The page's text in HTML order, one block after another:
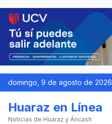
domingo, 9 de agosto de 2026
Huaraz en Línea
Noticias de Huaraz y Áncash